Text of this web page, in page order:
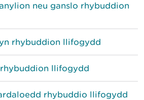
neu ganslo rhybuddion
rhybuddion llifogydd
llifogydd
rhybuddio llifogydd